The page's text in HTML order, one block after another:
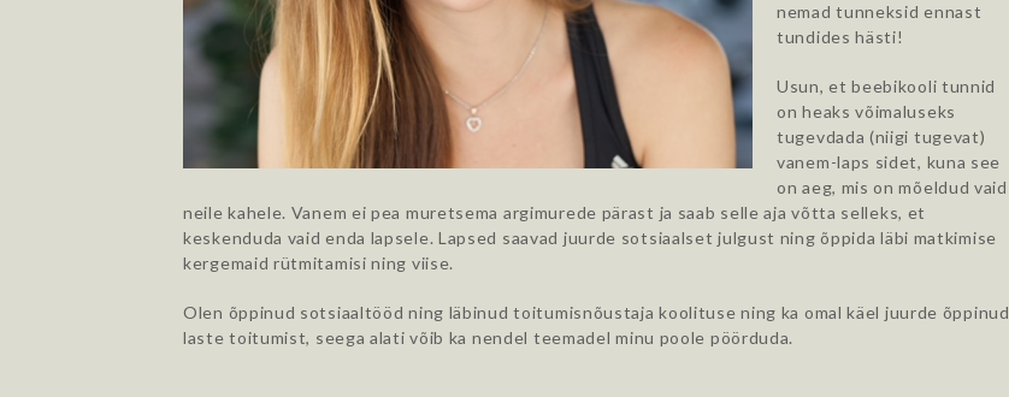
nemad tunneksid ennast
tundides hästi!
Usun, et beebikooli tunnid
on heaks võimaluseks
tugevdada (niigi tugevat)
vanem-laps sidet, kuna see
on aeg, mis on mõeldud vaid
neile kahele. Vanem ei pea muretsema argimurede pärast ja saab selle aja võtta selleks, et
keskenduda vaid enda lapsele. Lapsed saavad juurde sotsiaalset julgust ning õppida läbi matkimise
kergemaid rütmitamisi ning viise.
Olen õppinud sotsiaaltööd ning läbinud toitumisnõustaja koolituse ning ka omal käel juurde õppinud
laste toitumist, seega alati võib ka nendel teemadel minu poole pöörduda.